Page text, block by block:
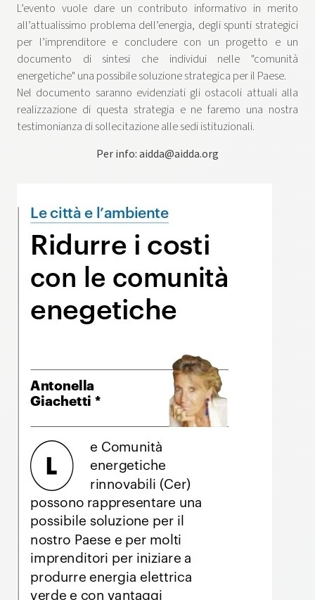
L’evento vuole dare un contributo informativo in merito
all’attualissimo problema dell’energia, degli spunti strategici
per l’imprenditore e concludere con un progetto e un
documento di sintesi che individui nelle "comunità
energetiche" una possibile soluzione strategica per il Paese.
Nel documento saranno evidenziati gli ostacoli attuali alla
realizzazione di questa strategia e ne faremo una nostra
testimonianza di sollecitazione alle sedi istituzionali.
Per info: aidda@aidda.org